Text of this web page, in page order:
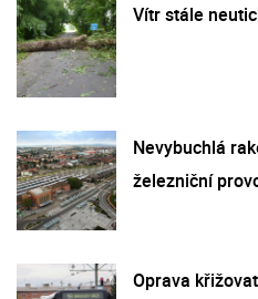
Vítr stále
Nevybuchlá
železniční
Oprava